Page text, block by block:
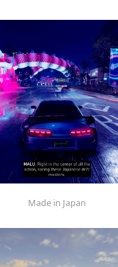
Made in Japan